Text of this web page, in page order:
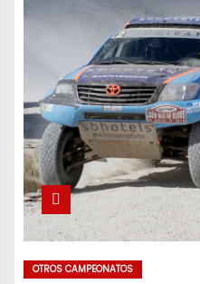
OTROS CAMPEONATOS